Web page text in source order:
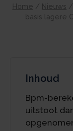
Home / Nieuws /
basis lagere
Inhoud
Bpm-
uitstoot